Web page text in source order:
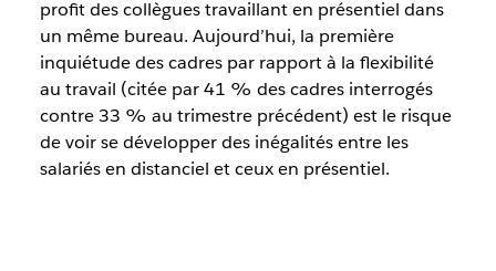
profit des collègues travaillant en présentiel dans
un même bureau. Aujourd’hui, la première
inquiétude des cadres par rapport à la flexibilité
au travail (citée par 41 % des cadres interrogés
contre 33 % au trimestre précédent) est le risque
de voir se développer des inégalités entre les
salariés en distanciel et ceux en présentiel.